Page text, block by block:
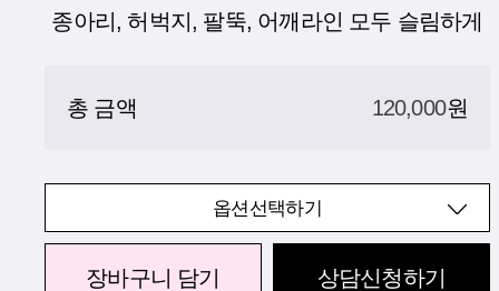
종아리, 허벅지, 팔뚝, 어깨라인 모두 슬림하게
총 금액 120,000원
옵션선택하기
장바구니 담기 상담신청하기